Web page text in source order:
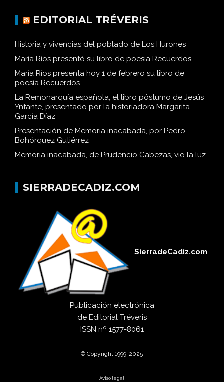
EDITORIAL TRÉVERIS
Historia y vivencias del poblado de Los Hurones
María Ríos presentó su libro de poesía Recuerdos
María Ríos presenta hoy 1 de febrero su libro de
poesía Recuerdos
La Remonarquía española, el libro póstumo de Jesús
Ynfante, presentado por la historiadora Margarita
García Díaz
Presentación de Memoria inacabada, por Pedro
Bohórquez Gutiérrez
Memoria inacabada, de Prudencio Cabezas, vio la luz
SIERRADECADIZ.COM
SierradeCadiz.com
Publicación electrónica
de Editorial Tréveris
ISSN nº 1577-8061
© Copyright 1999-2025
Aviso legal